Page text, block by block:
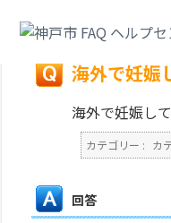
戻る
海外で妊娠
海外で妊娠し
カテゴリー : カ
回答